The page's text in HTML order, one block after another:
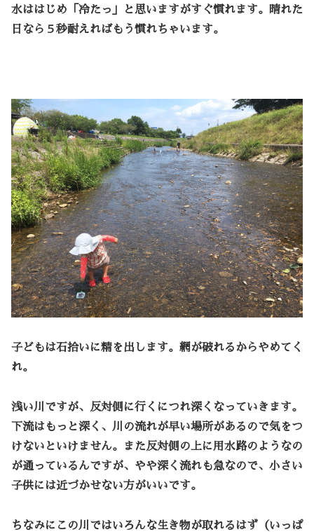
水ははじめ「冷たっ」と思いますがすぐ慣れます。晴れた
日なら５秒耐えればもう慣れちゃいます。
子どもは石拾いに精を出します。網が破れるからやめてく
れ。
浅い川ですが、反対側に行くにつれ深くなっていきます。
下流はもっと深く、川の流れが早い場所があるので気をつ
けないといけません。また反対側の上に用水路のようなの
が通っているんですが、やや深く流れも急なので、小さい
子供には近づかせない方がいいです。
ちなみにこの川ではいろんな生き物が取れるはず（いっぱ